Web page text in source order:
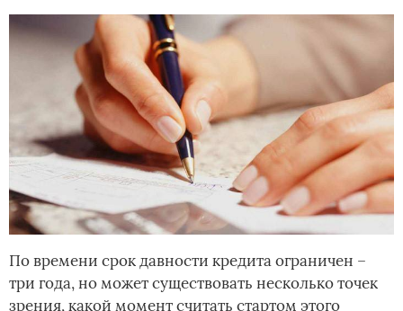
По времени срок давности кредита ограничен –
три года, но может существовать несколько точек
зрения, какой момент считать стартом этого